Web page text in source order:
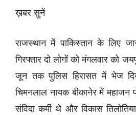
ख़बर सुनें
राजस्थान में पाकिस्तान के लिए
गिरफ्तार दो लोगों को मंगलवार को
जून तक पुलिस हिरासत में भेज
चिमनलाल नायक बीकानेर में महाजन
संविदा कर्मी थे और विकास